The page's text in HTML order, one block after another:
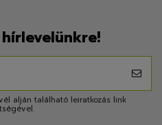
alján található leiratkozás link